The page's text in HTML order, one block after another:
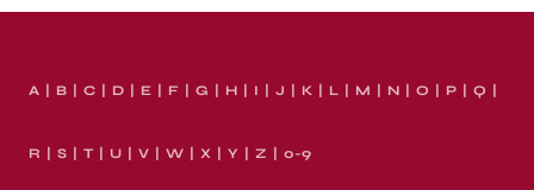
A B C D E F G H I J K L M N O P Q
R S T U V W X Y Z 0-9